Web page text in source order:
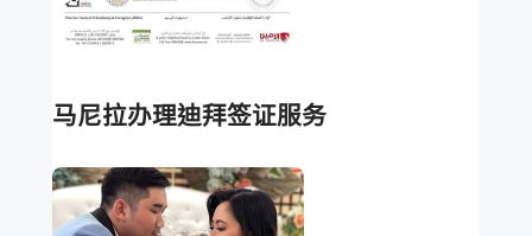
马尼拉办理迪拜签证服务